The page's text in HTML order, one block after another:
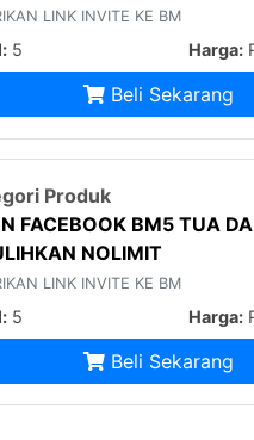
LINK INVITE KE BM
5 Harga:
Beli Sekarang
FACEBOOK BM5 TUA
NOLIMIT
LINK INVITE KE BM
5 Harga:
Beli Sekarang